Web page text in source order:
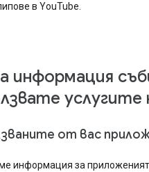
в YouTube.
информация
услугите
от вас
информация за